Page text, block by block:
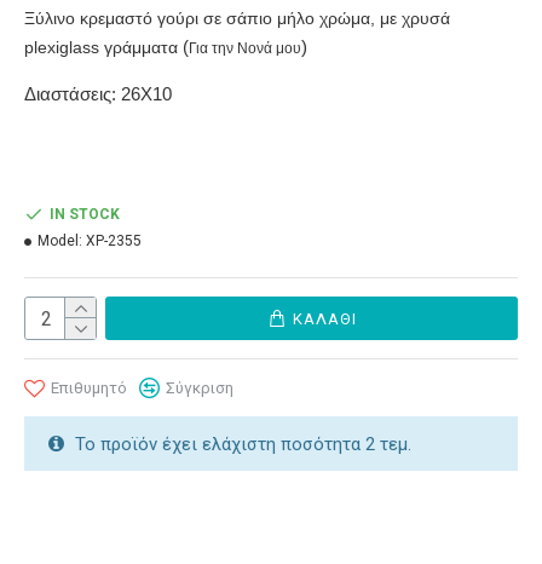
Ξύλινο κρεμαστό γούρι σε σάπιο μήλο χρώμα, με χρυσά
plexiglass γράμματα (Για την Νονά μου)
Διαστάσεις: 26Χ10
IN STOCK
Model: ΧΡ-2355
ΚΑΛΆΘΙ
Επιθυμητό Σύγκριση
Το προϊόν έχει ελάχιστη ποσότητα 2 τεμ.